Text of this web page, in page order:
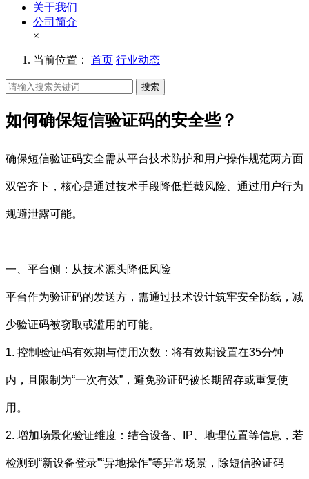
关于我们
公司简介
×
当前位置： 首页 行业动态
搜索
如何确保短信验证码的安全些？
确保短信验证码安全需从平台技术防护和用户操作规范两方面
双管齐下，核心是通过技术手段降低拦截风险、通过用户行为
规避泄露可能。
一、平台侧：从技术源头降低风险
平台作为验证码的发送方，需通过技术设计筑牢安全防线，减
少验证码被窃取或滥用的可能。
1. 控制验证码有效期与使用次数：将有效期设置在35分钟
内，且限制为“一次有效”，避免验证码被长期留存或重复使
用。
2. 增加场景化验证维度：结合设备、IP、地理位置等信息，若
检测到“新设备登录”“异地操作”等异常场景，除短信验证码